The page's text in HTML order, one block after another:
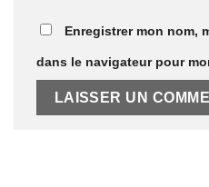
Enregistrer mon nom,
dans le navigateur pour